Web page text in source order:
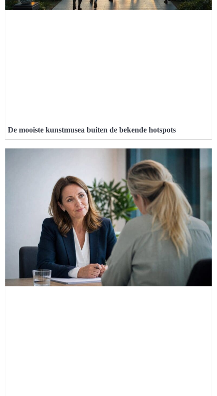
De mooiste kunstmusea buiten de bekende hotspots